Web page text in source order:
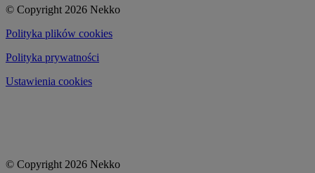
© Copyright 2026 Nekko
Polityka plików cookies
Polityka prywatności
Ustawienia cookies
© Copyright 2026 Nekko